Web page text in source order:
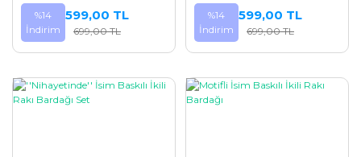
%14
İndirim
599,00 TL
699,00 TL
%14
İndirim
599,00 TL
699,00 TL